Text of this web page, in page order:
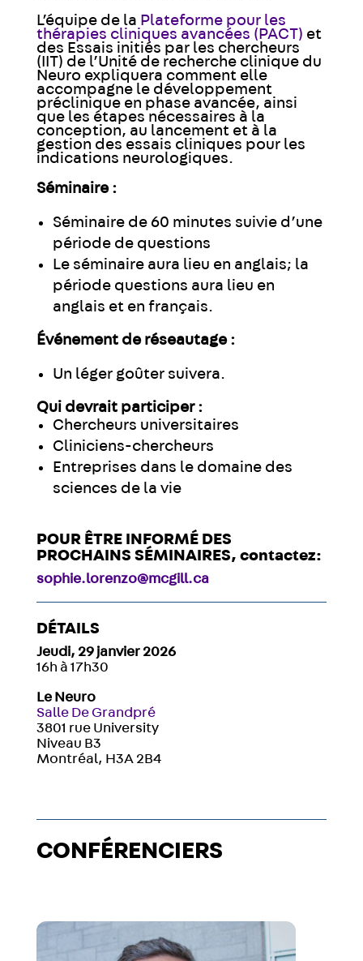
L’équipe de la Plateforme pour les
thérapies cliniques avancées (PACT) et
des Essais initiés par les chercheurs
(IIT) de l’Unité de recherche clinique du
Neuro expliquera comment elle
accompagne le développement
préclinique en phase avancée, ainsi
que les étapes nécessaires à la
conception, au lancement et à la
gestion des essais cliniques pour les
indications neurologiques.
Séminaire :
Séminaire de 60 minutes suivie d’une
période de questions
Le séminaire aura lieu en anglais; la
période questions aura lieu en
anglais et en français.
Événement de réseautage :
Un léger goûter suivera.
Qui devrait participer :
Chercheurs universitaires
Cliniciens-chercheurs
Entreprises dans le domaine des
sciences de la vie
POUR ÊTRE INFORMÉ DES
PROCHAINS SÉMINAIRES, contactez:
sophie.lorenzo@mcgill.ca
DÉTAILS
Jeudi, 29 janvier 2026
16h à 17h30
Le Neuro
Salle De Grandpré
3801 rue University
Niveau B3
Montréal, H3A 2B4
CONFÉRENCIERS